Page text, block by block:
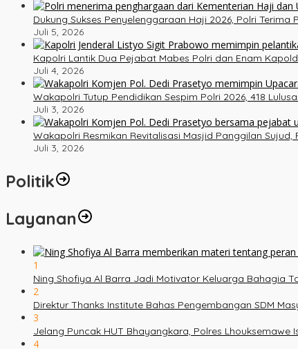
Dukung Sukses Penyelenggaraan Haji 2026, Polri
Juli 5, 2026
Kapolri Lantik Dua Pejabat Mabes Polri dan Enam
Juli 4, 2026
Wakapolri Tutup Pendidikan Sespim Polri 2026, 418
Juli 3, 2026
Wakapolri Resmikan Revitalisasi Masjid Panggilan
Juli 3, 2026
Politik
Layanan
1
Ning Shofiya Al Barra Jadi Motivator Keluarga Bahagia
2
Direktur Thanks Institute Bahas Pengembangan SDM
3
Jelang Puncak HUT Bhayangkara, Polres Lhouksemawe
4